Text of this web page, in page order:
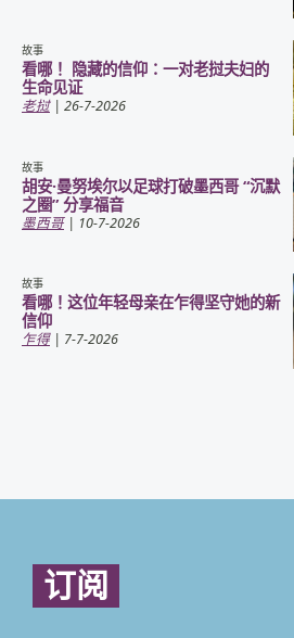
故事
看哪！ 隐藏的信仰：一对老挝夫妇的
生命见证
老挝| 26-7-2026
故事
胡安·曼努埃尔以足球打破墨西哥 “沉默
之圈” 分享福音
墨西哥| 10-7-2026
故事
看哪！这位年轻母亲在乍得坚守她的新
信仰
乍得| 7-7-2026
订阅